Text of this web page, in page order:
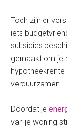
Toch zijn er
iets
subsidies
gemaakt om je
hypotheekrente
verduurzamen.
Doordat je
van je woning